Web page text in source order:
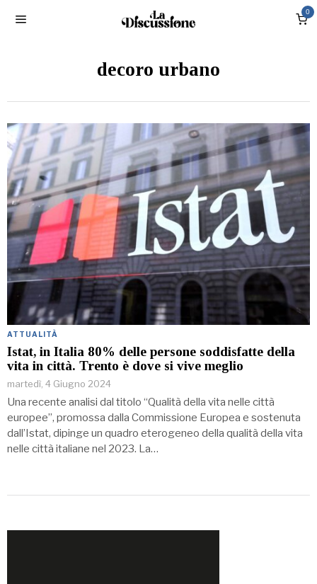
0
decoro urbano
ATTUALITÀ
Istat, in Italia 80% delle persone soddisfatte della
vita in città. Trento è dove si vive meglio
martedì, 4 Giugno 2024
Una recente analisi dal titolo “Qualità della vita nelle città
europee”, promossa dalla Commissione Europea e sostenuta
dall’Istat, dipinge un quadro eterogeneo della qualità della vita
nelle città italiane nel 2023. La…